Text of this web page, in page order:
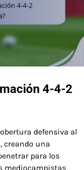
4-4-2
defensiva al
creando una
para los
mediocampistas